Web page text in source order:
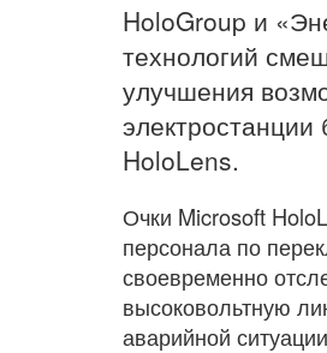
HoloGroup и
технологий
улучшения
HoloLens.
Очки Microsoft
персонала по
своевременно
высоковольтную
аварийной